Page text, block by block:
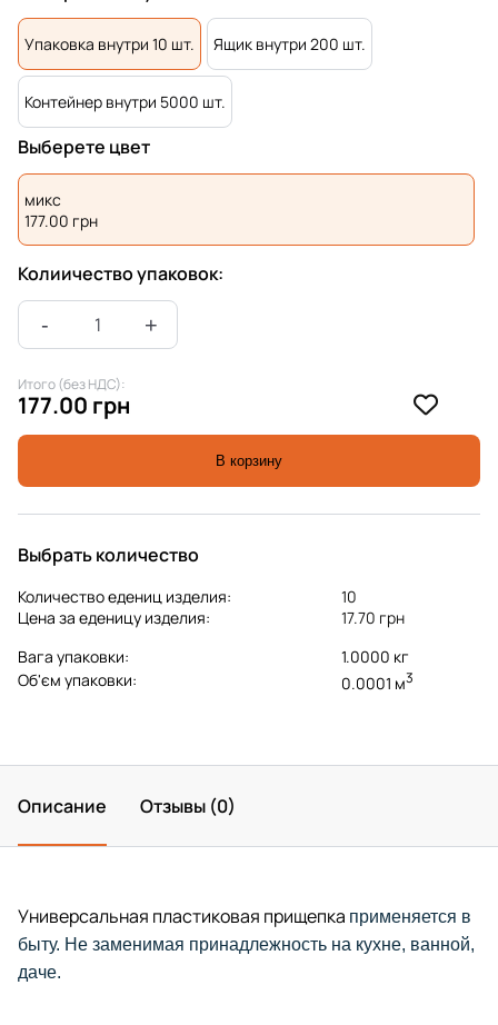
Упаковка внутри 10 шт. Ящик внутри 200 шт.
Контейнер внутри 5000 шт.
Выберете цвет
микс
177.00 грн
Колиичество упаковок:
Итого (без НДС):
177.00 грн
В корзину
Выбрать количество
Количество едениц изделия:
10
Цена за еденицу изделия:
17.70 грн
Вага упаковки:
1.0000 кг
Об'єм упаковки:
0.0001 м3
Описание Отзывы (0)
Универсальная пластиковая прищепка применяется в
быту. Не заменимая принадлежность на кухне, ванной,
даче.